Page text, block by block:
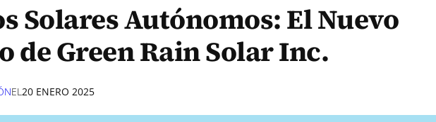
Solares Autónomos: El Nuevo
de Green Rain Solar Inc.
EL20 ENERO 2025